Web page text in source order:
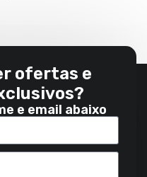
ofertas e
e email abaixo